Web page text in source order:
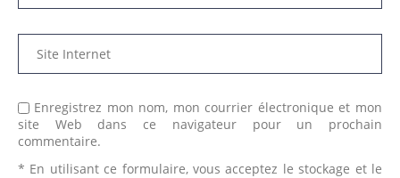
Enregistrez mon nom, mon courrier électronique et mon
site Web dans ce navigateur pour un prochain
commentaire.
* En utilisant ce formulaire, vous acceptez le stockage et le